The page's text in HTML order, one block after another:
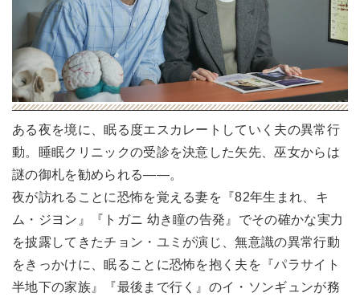
ある夜を境に、眠る度エスカレートしていく夫の異常行
動。睡眠クリニックの受診を決意した矢先、巫女からは
謎の御札を勧められる――。
夜が訪れることに恐怖を覚える妻を『82年生まれ、キ
ム・ジヨン』『トガニ 幼き瞳の告発』でその確かな実力
を披露してきたチョン・ユミが演じ、無意識の異常行動
をきっかけに、眠ることに恐怖を抱く夫を『パラサイト
半地下の家族』『最後まで行く』のイ・ソンギュンが務